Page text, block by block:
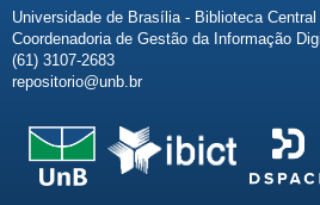
Universidade de Brasília - Biblioteca Central
Coordenadoria de Gestão da Informação
(61) 3107-2683
repositorio@unb.br